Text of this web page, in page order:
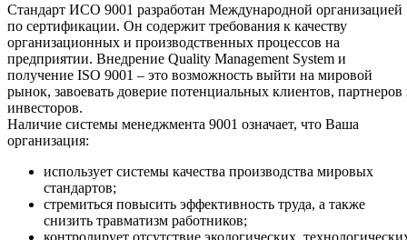
Стандарт ИСО 9001 разработан Международной организацией
по сертификации. Он содержит требования к качеству
организационных и производственных процессов на
предприятии. Внедрение Quality Management System и
получение ISO 9001 – это возможность выйти на мировой
рынок, завоевать доверие потенциальных клиентов, партнеров
инвесторов.
Наличие системы менеджмента 9001 означает, что Ваша
организация:
использует системы качества производства мировых
стандартов;
стремиться повысить эффективность труда, а также
снизить травматизм работников;
контролирует отсутствие экологических,